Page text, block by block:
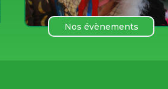
Nos évènements